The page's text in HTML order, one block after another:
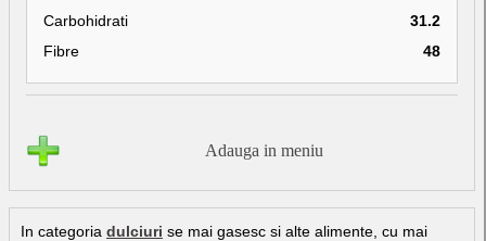
Carbohidrati
31.2
Fibre
48
Adauga in meniu
In categoria dulciuri se mai gasesc si alte alimente, cu mai